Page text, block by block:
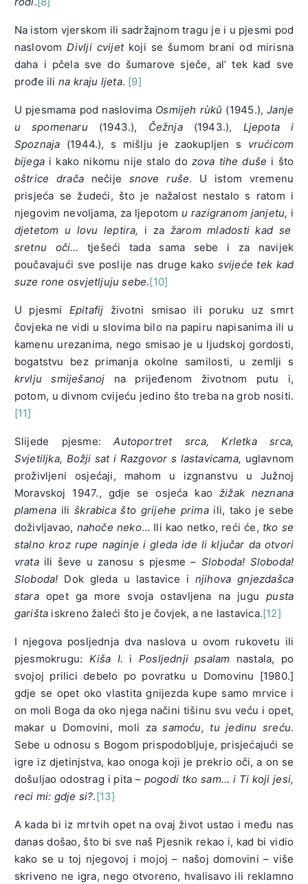
Na istom vjerskom ili sadržajnom tragu je i u pjesmi pod
naslovomDivlji cvijetkoji se šumom brani od mirisna
daha i pčela sve do šumarove sječe, al’ tek kad sve
prođe ili na kraju ljeta. [9]
U pjesmama pod naslovima Osmijeh rùkû (1945.),Janje
u spomenaru (1943.), Čežnja (1943.), Ljepota i
Spoznaja (1944.), s mišlju je zaokupljen s vrućicom
bijega i kako nikomu nije stalo do zova tihe duše i što
oštrice drača nečije snove ruše. U istom vremenu
prisjeća se žudeći, što je nažalost nestalo s ratom i
njegovim nevoljama, za ljepotom u razigranom janjetu, i
djetetom u lovu leptira, i za žarom mladosti kad se
sretnu
oči… tješeći tada sama sebe i za navijek
poučavajući sve poslije nas druge kako svijeće tek kad
suze rone osvjetljuju sebe.[10]
U pjesmi Epitafij životni smisao ili poruku uz smrt
čovjeka ne vidi u slovima bilo na papiru napisanima ili u
kamenu urezanima, nego smisao je u ljudskoj gordosti,
bogatstvu bez primanja okolne samilosti, u zemlji s
krvlju smiješanoj na prijeđenom životnom putu i,
potom, u divnom cvijeću jedino što treba na grob nositi.
[11]
Slijede pjesme:Autoportret srca, Krletka srca,
Svjetiljka, Božji sat i Razgovor s lastavicama, uglavnom
proživljeni osjećaji, mahom u izgnanstvu u Južnoj
Moravskoj 1947., gdje se osjeća kao žižak neznana
plamena iliškrabica što grijehe primaili, tako je sebe
doživljavao, nahoče neko… Ili kao netko, reći će, tko se
stalno kroz rupe naginje i gleda ide li ključar da otvori
vrataili ševe u zanosu s pjesme – Sloboda! Sloboda!
Sloboda! Dok gleda u lastavice i njihova gnjezdašca
staraopet ga more svoja ostavljena na jugupusta
garišta iskreno žaleći što je čovjek, a ne lastavica.[12]
I njegova posljednja dva naslova u ovom rukovetu ili
pjesmokrugu: Kiša I. i Posljednji psalam nastala, po
svojoj prilici debelo po povratku u Domovinu [1980.]
gdje se opet oko vlastita gnijezda kupe samo mrvice i
on moli Boga da oko njega načini tišinu svu veću i opet,
makar u Domovini, moli zasamoću, tu jedinu sreću.
Sebe u odnosu s Bogom prispodobljuje, prisjećajući se
igre iz djetinjstva, kao onoga koji je prekrio oči, a on se
došuljao odostrag i pita – pogodi tko sam… i Ti koji jesi,
reci mi: gdje si?.[13]
A kada bi iz mrtvih opet na ovaj život ustao i među nas
danas došao, što bi sve naš Pjesnik rekao i, kad bi vidio
kako se u toj njegovoj i mojoj – našoj domovini – više
skriveno ne igra, nego otvoreno, hvalisavo ili reklamno